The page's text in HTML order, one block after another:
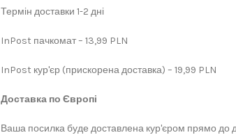
Термін доставки 1-2 дні
InPost пачкомат – 13,99 PLN
InPost кур'єр (прискорена доставка) – 19,99 PLN
Доставка по Європі
Ваша посилка буде доставлена кур'єром прямо до